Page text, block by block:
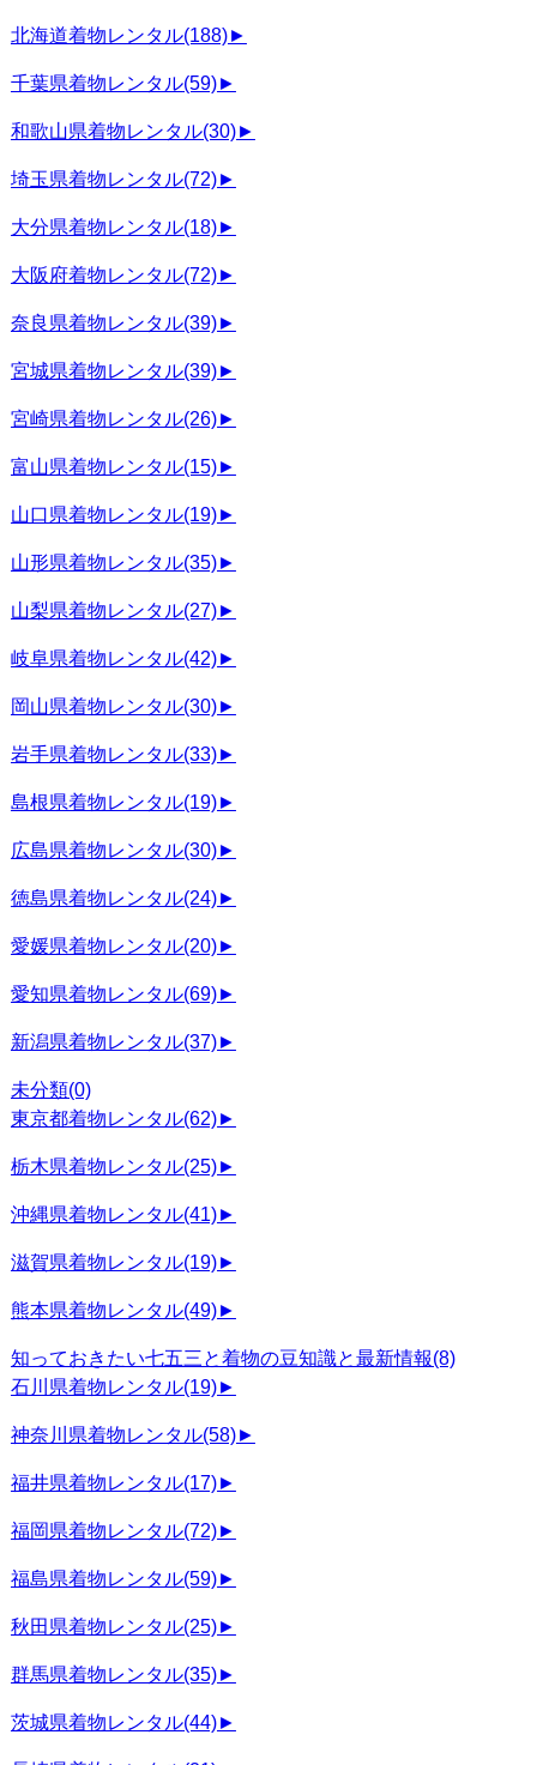
北海道着物レンタル(188)►
千葉県着物レンタル(59)►
和歌山県着物レンタル(30)►
埼玉県着物レンタル(72)►
大分県着物レンタル(18)►
大阪府着物レンタル(72)►
奈良県着物レンタル(39)►
宮城県着物レンタル(39)►
宮崎県着物レンタル(26)►
富山県着物レンタル(15)►
山口県着物レンタル(19)►
山形県着物レンタル(35)►
山梨県着物レンタル(27)►
岐阜県着物レンタル(42)►
岡山県着物レンタル(30)►
岩手県着物レンタル(33)►
島根県着物レンタル(19)►
広島県着物レンタル(30)►
徳島県着物レンタル(24)►
愛媛県着物レンタル(20)►
愛知県着物レンタル(69)►
新潟県着物レンタル(37)►
未分類(0)
東京都着物レンタル(62)►
栃木県着物レンタル(25)►
沖縄県着物レンタル(41)►
滋賀県着物レンタル(19)►
熊本県着物レンタル(49)►
知っておきたい七五三と着物の豆知識と最新情報(8)
石川県着物レンタル(19)►
神奈川県着物レンタル(58)►
福井県着物レンタル(17)►
福岡県着物レンタル(72)►
福島県着物レンタル(59)►
秋田県着物レンタル(25)►
群馬県着物レンタル(35)►
茨城県着物レンタル(44)►